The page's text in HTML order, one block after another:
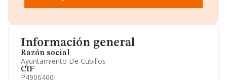
Información general
Razón social
Ayuntamiento De Cubillos
CIF
P4906400I
Directivos y Ejecutivos.
Información oficial y registral complementaria.